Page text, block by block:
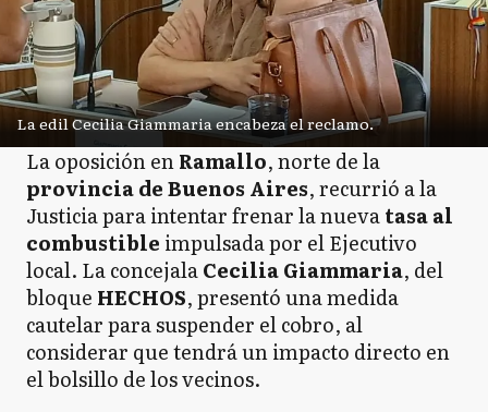
La edil Cecilia Giammaria encabeza el reclamo.
La oposición enRamallo, norte de la
provincia de Buenos Aires, recurrió a la
Justicia para intentar frenar la nuevatasa al
combustible impulsada por el Ejecutivo
local. La concejalaCecilia Giammaria, del
bloque HECHOS, presentó una medida
cautelar para suspender el cobro, al
considerar que tendrá un impacto directo en
el bolsillo de los vecinos.